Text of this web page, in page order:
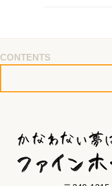
CONTENTS